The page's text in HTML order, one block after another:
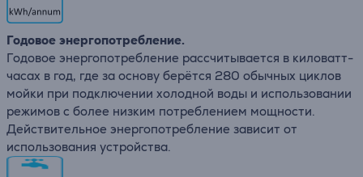
Годовое энергопотребление.
Годовое энергопотребление рассчитывается в киловатт-
часах в год, где за основу берётся 280 обычных циклов
мойки при подключении холодной воды и использовании
режимов с более низким потреблением мощности.
Действительное энергопотребление зависит от
использования устройства.